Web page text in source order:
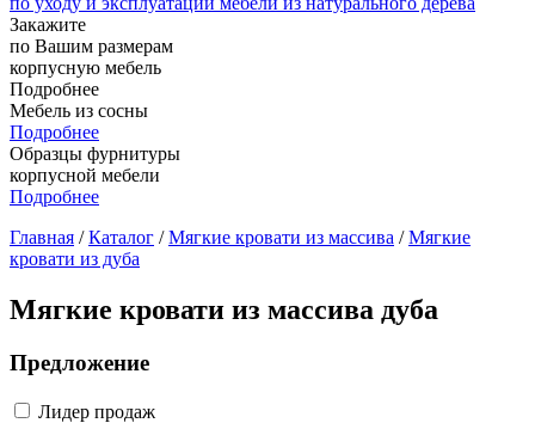
Закажите
по Вашим размерам
корпусную мебель
Подробнее
Мебель из сосны
Подробнее
Образцы фурнитуры
корпусной мебели
Подробнее
Главная /Каталог /Мягкие кровати из массива /Мягкие
кровати из дуба
Мягкие кровати из массива дуба
Предложение
Лидер продаж